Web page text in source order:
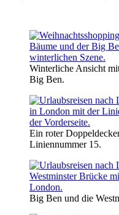
Winterliche Ansicht
Big Ben.
Ein roter
Liniennummer 15.
Big Ben und die